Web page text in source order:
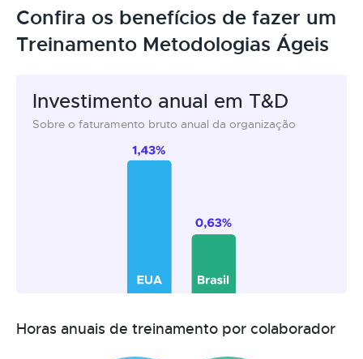
Confira os benefícios de fazer um
Treinamento Metodologias Ágeis
Investimento anual em T&D
Sobre o faturamento bruto anual da organização
Horas anuais de treinamento por colaborador